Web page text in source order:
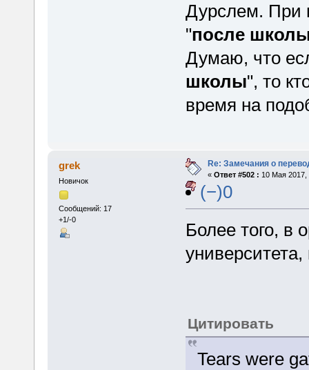
Дурслем. При
"после
Думаю, что
школы", то
время на
grek
Новичок
Сообщений: 17
+1/-0
Re: Замечания о
« Ответ #502 : 10 Мая 2017,
(−)0
Более того, в
Цитировать
Tears were